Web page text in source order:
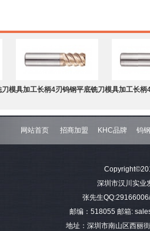
模具加工长柄4刃钨钢平底铣刀模具加工长柄
钢
网站首页 招商加盟 KHC品牌 钨
深圳市汉川实业
张先生
邮编：518055 邮箱:
地址：深圳市南山区西丽